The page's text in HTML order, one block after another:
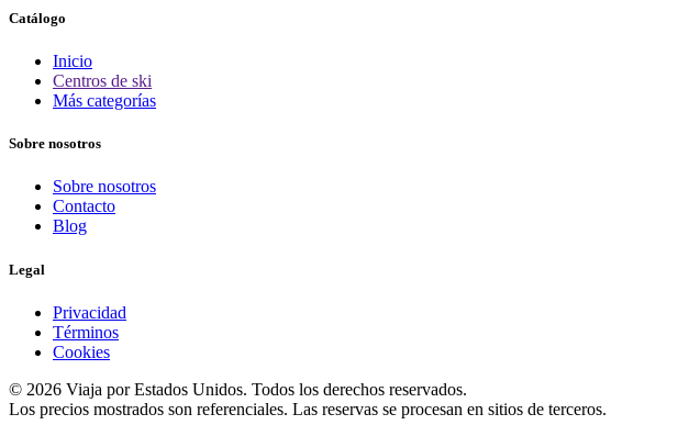
Catálogo
Inicio
Centros de ski
Más categorías
Sobre nosotros
Sobre nosotros
Contacto
Blog
Legal
Privacidad
Términos
Cookies
© 2026 Viaja por Estados Unidos. Todos los derechos reservados.
Los precios mostrados son referenciales. Las reservas se procesan en sitios de terceros.